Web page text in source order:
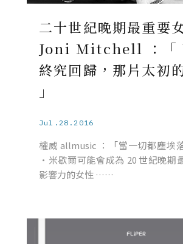
二十世紀晚期最重要
Joni Mitchell ：「
終究回歸，那片太初
」
Jul.28.2016
權威 allmusic ：「當一切都塵埃
·米歇爾可能會成為 20 世紀晚期
影響力的女性 ……